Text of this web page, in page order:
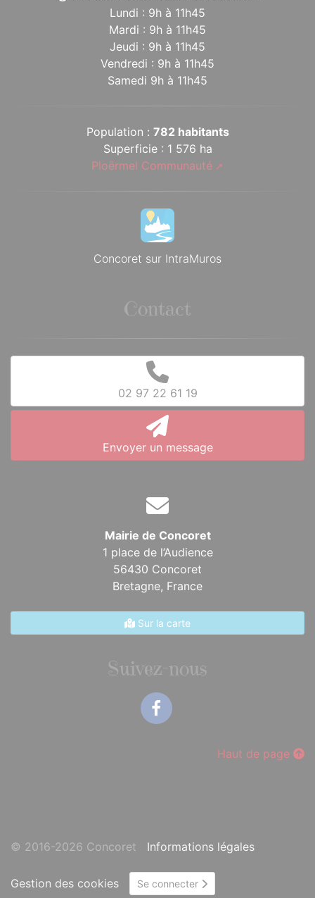
Lundi : 9h à 11h45
Mardi : 9h à 11h45
Jeudi : 9h à 11h45
Vendredi : 9h à 11h45
Samedi 9h à 11h45
Population : 782 habitants
Superficie : 1 576 ha
Ploërmel Communauté
Concoret sur IntraMuros
Contact
02 97 22 61 19
Envoyer un message
Mairie de Concoret
1 place de l’Audience
56430 Concoret
Bretagne, France
Sur la carte
Suivez-nous
Haut de page
© 2016-2026 Concoret Informations légales
Gestion des cookies Se connecter